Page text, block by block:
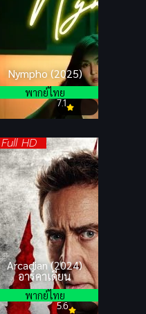
Nympho (2025)
7.1
พากย์ไทย
Full HD
Arcadian (2024)
อาร์คาเดียน
5.6
พากย์ไทย